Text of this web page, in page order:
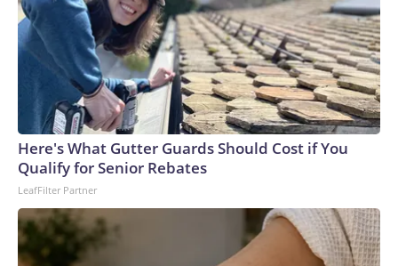
Here's What Gutter Guards Should Cost if You
Qualify for Senior Rebates
LeafFilter Partner